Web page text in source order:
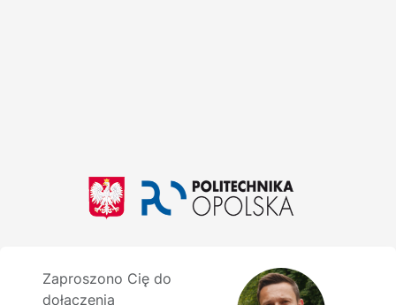
Zaproszono Cię do
dołączenia